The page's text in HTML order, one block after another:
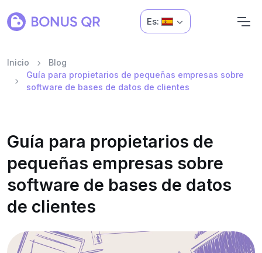
Es:
Inicio
Blog
Guía para propietarios de pequeñas empresas sobre
software de bases de datos de clientes
Guía para propietarios de
pequeñas empresas sobre
software de bases de datos
de clientes